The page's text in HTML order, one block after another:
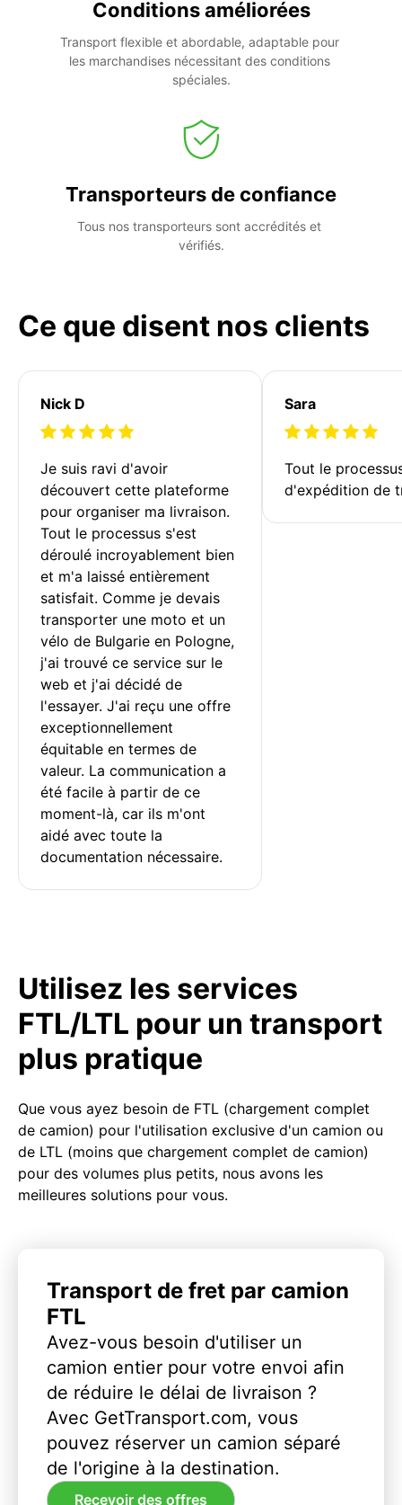
Conditions améliorées
Transport flexible et abordable, adaptable pour
les marchandises nécessitant des conditions
spéciales.
Transporteurs de confiance
Tous nos transporteurs sont accrédités et
vérifiés.
Ce que disent nos clients
Nick D
Je suis ravi d'avoir
découvert cette plateforme
pour organiser ma livraison.
Tout le processus s'est
déroulé incroyablement bien
et m'a laissé entièrement
satisfait. Comme je devais
transporter une moto et un
vélo de Bulgarie en Pologne,
j'ai trouvé ce service sur le
web et j'ai décidé de
l'essayer. J'ai reçu une offre
exceptionnellement
équitable en termes de
valeur. La communication a
été facile à partir de ce
moment-là, car ils m'ont
aidé avec toute la
documentation nécessaire.
Sara
Tout le
d'expédition de
Utilisez les services
FTL/LTL pour un transport
plus pratique
Que vous ayez besoin de FTL (chargement complet
de camion) pour l'utilisation exclusive d'un camion ou
de LTL (moins que chargement complet de camion)
pour des volumes plus petits, nous avons les
meilleures solutions pour vous.
Transport de fret par camion
FTL
Avez-vous besoin d'utiliser un
camion entier pour votre envoi afin
de réduire le délai de livraison ?
Avec GetTransport.com, vous
pouvez réserver un camion séparé
de l'origine à la destination.
Recevoir des offres